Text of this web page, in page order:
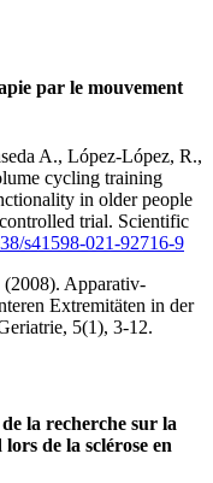
par le mouvement
A., López-López, R.,
cycling training
in older people
trial. Scientific
s41598-021-92716-9
Apparativ-
Extremitäten in der
5(1), 3-12.
la recherche sur la
de la sclérose en